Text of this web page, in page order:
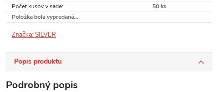
Počet kusov v sade:
50 ks
Položka bola vypredaná…
Značka:SILVER
Popis produktu
Podrobný popis